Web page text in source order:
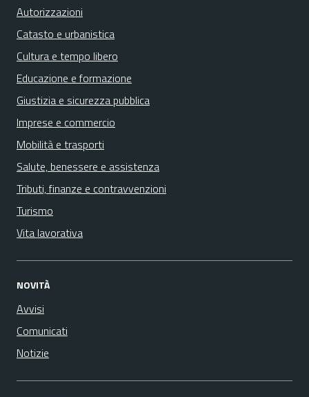
Autorizzazioni
Catasto e urbanistica
Cultura e tempo libero
Educazione e formazione
Giustizia e sicurezza pubblica
Imprese e commercio
Mobilità e trasporti
Salute, benessere e assistenza
Tributi, finanze e contravvenzioni
Turismo
Vita lavorativa
NOVITÀ
Avvisi
Comunicati
Notizie